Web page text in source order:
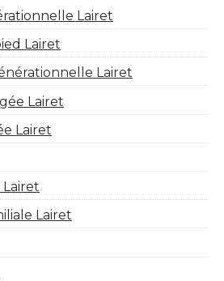
Lairet
Lairet
Lairet
Lairet
Lairet
Lairet
Lairet